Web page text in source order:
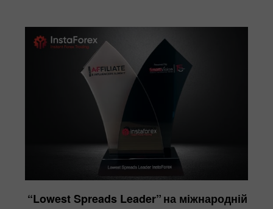
“Lowest Spreads Leader” на міжнародній